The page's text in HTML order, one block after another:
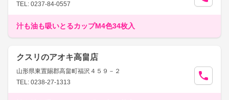
TEL: 0237-84-0557
汁も油も吸いとるカップM4色34枚入
クスリのアオキ高畠店
山形県東置賜郡高畠町福沢４５９－２
TEL: 0238-27-1313